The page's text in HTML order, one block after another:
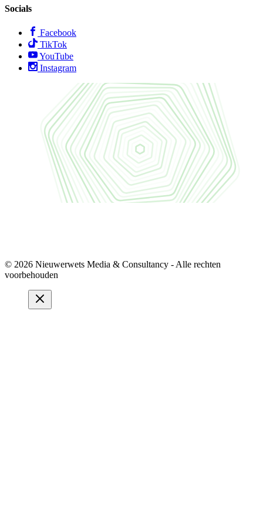
Socials
Facebook
TikTok
YouTube
Instagram
© 2026 Nieuwerwets Media & Consultancy - Alle rechten
voorbehouden